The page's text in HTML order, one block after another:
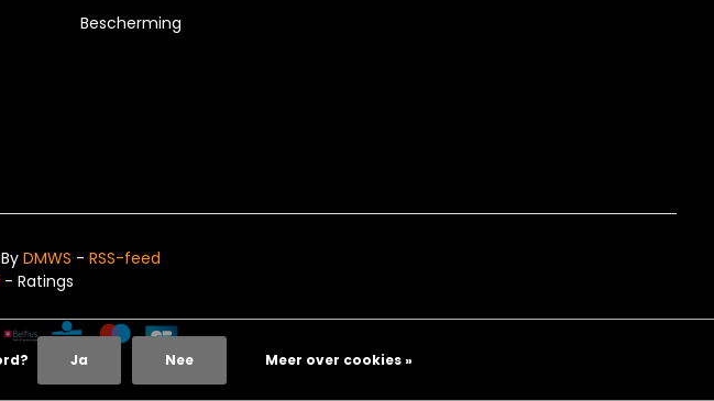
Bescherming
DMWS -RSS-feed
- Ratings
Ja Nee Meer over cookies »